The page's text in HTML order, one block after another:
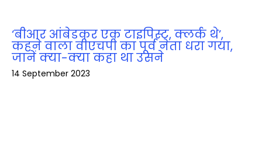
‘बीआर आंबेडकर एक टाइपिस्ट, क्लर्क थे’,
कहने वाला वीएचपी का पूर्व नेता धरा गया,
जानें क्‍या-क्‍या कहा था उसने
14 September 2023